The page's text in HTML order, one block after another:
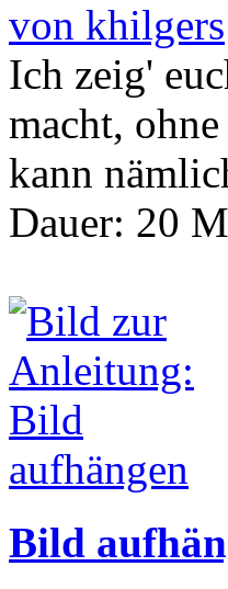
von khilgers
Ich zeig'
macht,
kann
Dauer: 20
Bild